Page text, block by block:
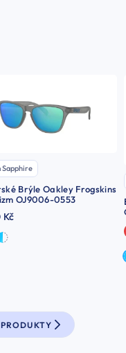
Sapphire
Brýle Oakley Frogskins
OJ9006-0553
Kč